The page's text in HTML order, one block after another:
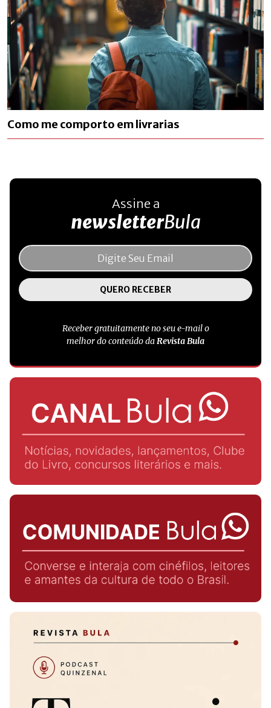
Como me comporto em livrarias
Assine a
newsletterBula
Receber gratuitamente no seu e-mail o
melhor do conteúdo da Revista Bula